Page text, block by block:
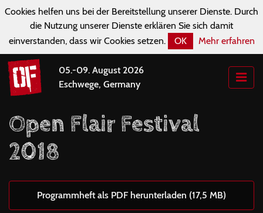
Cookies helfen uns bei der Bereitstellung unserer Dienste. Durch
die Nutzung unserer Dienste erklären Sie sich damit
einverstanden, dass wir Cookies setzen.
OK Mehr erfahren
05.-09. August 2026
Eschwege, Germany
Open Flair Festival
2018
Programmheft als PDF herunterladen (17,5 MB)